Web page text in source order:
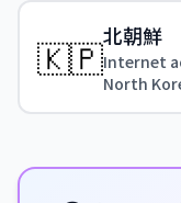
🇰🇵北朝鮮
Internet
North